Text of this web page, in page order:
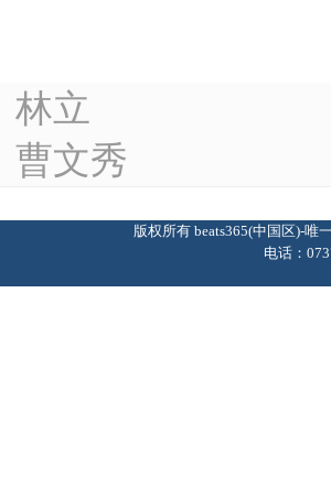
林立
曹文秀
版权所有 beats365(中国区)-
电话：